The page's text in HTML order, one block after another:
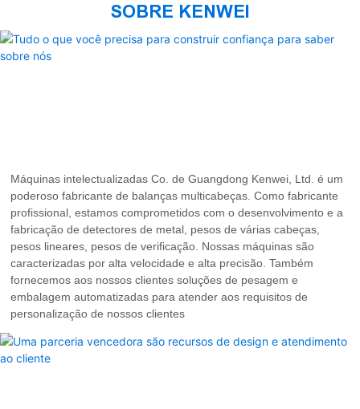
SOBRE KENWEI
Máquinas intelectualizadas Co. de Guangdong Kenwei, Ltd. é um
poderoso fabricante de balanças multicabeças. Como fabricante
profissional, estamos comprometidos com o desenvolvimento e a
fabricação de detectores de metal, pesos de várias cabeças,
pesos lineares, pesos de verificação. Nossas máquinas são
caracterizadas por alta velocidade e alta precisão. Também
fornecemos aos nossos clientes soluções de pesagem e
embalagem automatizadas para atender aos requisitos de
personalização de nossos clientes